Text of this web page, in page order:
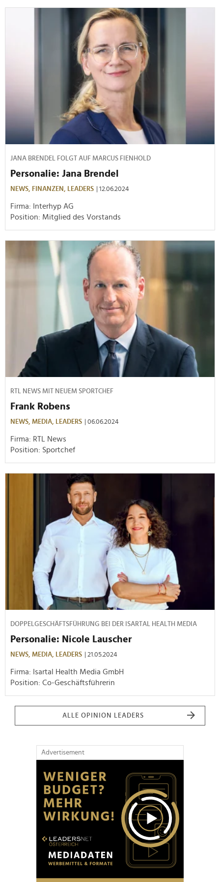
JANA BRENDEL FOLGT AUF MARCUS FIENHOLD
Personalie: Jana Brendel
NEWS, FINANZEN, LEADERS | 12.06.2024
Firma: Interhyp AG
Position: Mitglied des Vorstands
RTL NEWS MIT NEUEM SPORTCHEF
Frank Robens
NEWS, MEDIA, LEADERS | 06.06.2024
Firma: RTL News
Position: Sportchef
DOPPELGESCHÄFTSFÜHRUNG BEI DER ISARTAL HEALTH MEDIA
Personalie: Nicole Lauscher
NEWS, MEDIA, LEADERS | 21.05.2024
Firma: Isartal Health Media GmbH
Position: Co-Geschäftsführerin
ALLE OPINION LEADERS
Advertisement